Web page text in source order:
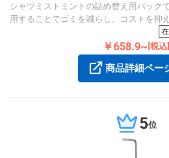
シャツミストミントの詰め替え用パック
用することでゴミを減らし、コストを抑
として使用するヘビーユーザーや、シー
￥658.9~[税込]
商品詳細ペー
5位